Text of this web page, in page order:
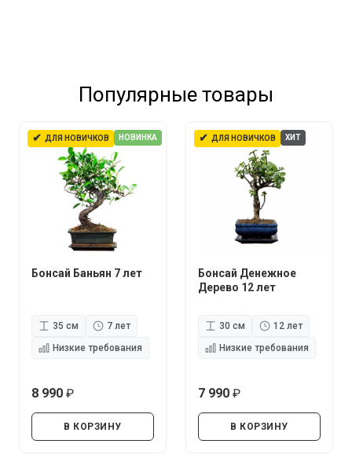
Популярные товары
✔ ДЛЯ НОВИЧКОВ НОВИНКА
Бонсай Баньян 7 лет
35 см
7 лет
Низкие требования
8 990
В КОРЗИНУ
✔ ДЛЯ НОВИЧКОВ ХИТ
Бонсай Денежное
Дерево 12 лет
30 см
12 лет
Низкие требования
7 990
В КОРЗИНУ